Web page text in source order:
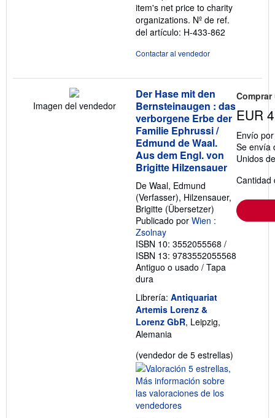
item's net price to charity
organizations. Nº de ref.
del artículo: H-433-862
Contactar al vendedor
Imagen del vendedor
Der Hase mit den
Bernsteinaugen : das
verborgene Erbe der
Familie Ephrussi /
Edmund de Waal.
Aus dem Engl. von
Brigitte Hilzensauer
De Waal, Edmund
(Verfasser), Hilzensauer,
Brigitte (Übersetzer)
Publicado por Wien :
Zsolnay
ISBN 10: 3552055568 /
ISBN 13: 9783552055568
Antiguo o usado / Tapa
dura
Librería: Antiquariat
Artemis Lorenz &
Lorenz GbR, Leipzig,
Alemania
(vendedor de 5 estrellas)
EUR
Envío
Se envía
Unidos
Cantidad